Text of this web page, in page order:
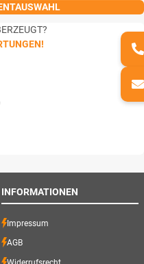
INFORMATIONEN
Impressum
AGB